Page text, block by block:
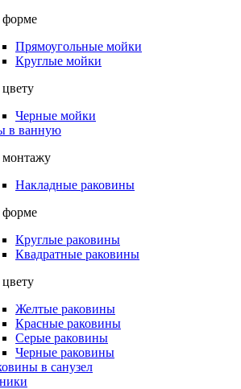
Прямоугольные мойки
Круглые мойки
Черные мойки
в ванную
Накладные раковины
Круглые раковины
Квадратные раковины
Желтые раковины
Красные раковины
Серые раковины
Черные раковины
в санузел